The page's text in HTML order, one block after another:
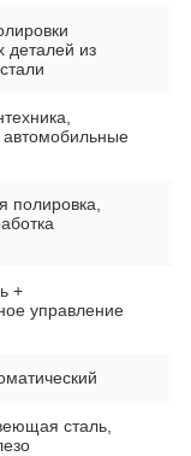
деталей из
полировка,
+
управление
сталь,